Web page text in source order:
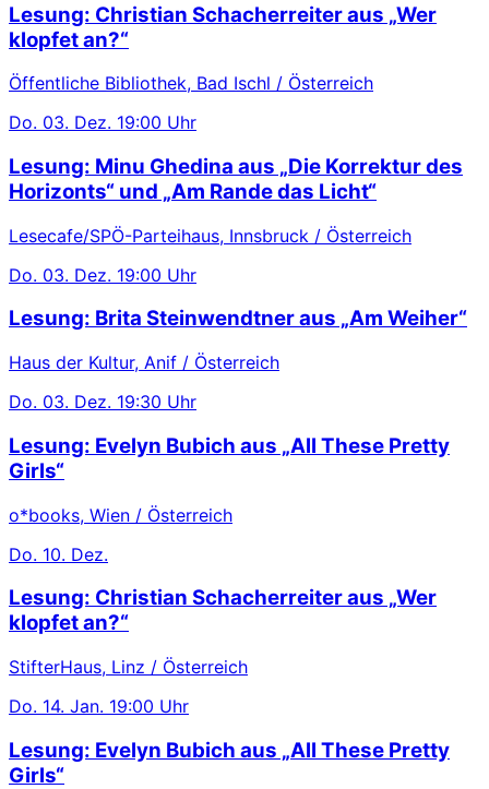
Lesung: Christian Schacherreiter aus „Wer
klopfet an?“
Öffentliche Bibliothek, Bad Ischl / Österreich
Do. 03. Dez. 19:00 Uhr
Lesung: Minu Ghedina aus „Die Korrektur des
Horizonts“ und „Am Rande das Licht“
Lesecafe/SPÖ-Parteihaus, Innsbruck / Österreich
Do. 03. Dez. 19:00 Uhr
Lesung: Brita Steinwendtner aus „Am Weiher“
Haus der Kultur, Anif / Österreich
Do. 03. Dez. 19:30 Uhr
Lesung: Evelyn Bubich aus „All These Pretty
Girls“
o*books, Wien / Österreich
Do. 10. Dez.
Lesung: Christian Schacherreiter aus „Wer
klopfet an?“
StifterHaus, Linz / Österreich
Do. 14. Jan. 19:00 Uhr
Lesung: Evelyn Bubich aus „All These Pretty
Girls“